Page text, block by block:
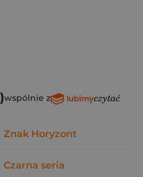
wspólnie z
Znak Horyzont
Czarna seria